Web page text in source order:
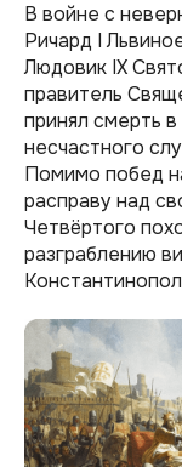
В войне с
Ричард I
Людовик IX
правитель
принял смерть
несчастного
Помимо побед
расправу над
Четвёртого
разграблению